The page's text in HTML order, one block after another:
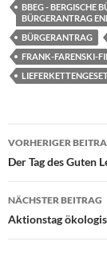
BBEG - BERGISCHE
BÜRGERANTRAG
BÜRGERANTRAG
FRANK-FARENSKI-
VORHERIGER
Der Tag des Guten
NÄCHSTER BEITRAG
Aktionstag